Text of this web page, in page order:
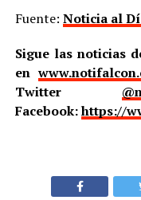
Fuente: Noticia al
Sigue las noticias
en
Twitter
Facebook:https://